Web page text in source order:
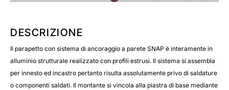
DESCRIZIONE
Il parapetto con sistema di ancoraggio a parete SNAP è interamente in
alluminio strutturale realizzato con profili estrusi. Il sistema si assembla
per innesto ed incastro pertanto risulta assolutamente privo di saldature
o componenti saldati. Il montante si vincola alla piastra di base mediante